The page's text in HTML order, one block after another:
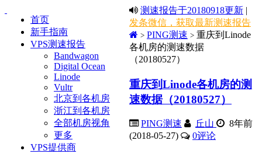
首页
新手指南
VPS测速报告
Bandwagon
Digital Ocean
Linode
Vultr
北京到各机房
浙江到各机房
全部机房视角
更多
VPS提供商
测速报告于20180918更新 |
发条微信，获取最新测速报告
> PING测速 > 重庆到Linode
各机房的测速数据
（20180527）
重庆到Linode各机房的测
速数据（20180527）
PING测速 丘山
8年前
(2018-05-27)
0评论